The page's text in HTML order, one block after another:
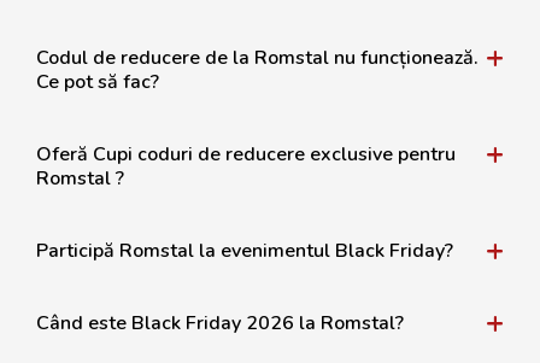
Codul de reducere de la Romstal nu funcționează.
Ce pot să fac?
Oferă Cupi coduri de reducere exclusive pentru
Romstal ?
Participă Romstal la evenimentul Black Friday?
Când este Black Friday 2026 la Romstal?